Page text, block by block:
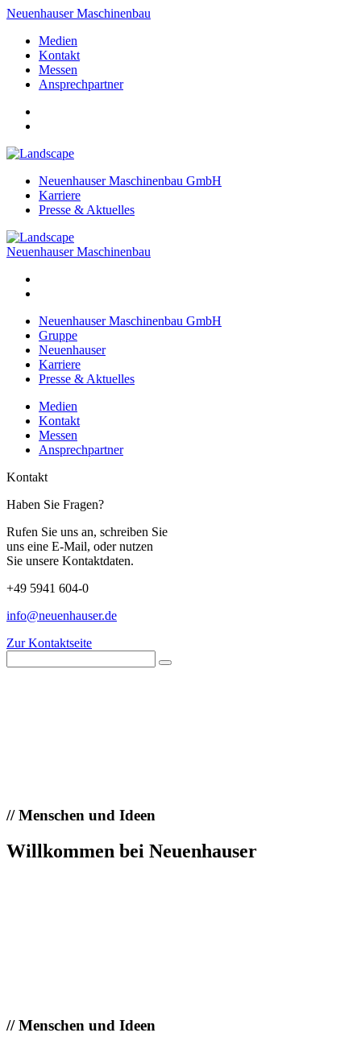
Neuenhauser Maschinenbau
Medien
Kontakt
Messen
Ansprechpartner
Neuenhauser Maschinenbau GmbH
Karriere
Presse & Aktuelles
Neuenhauser Maschinenbau
Neuenhauser Maschinenbau GmbH
Gruppe
Neuenhauser
Karriere
Presse & Aktuelles
Medien
Kontakt
Messen
Ansprechpartner
Kontakt
Haben Sie Fragen?
Rufen Sie uns an, schreiben Sie
uns eine E-Mail, oder nutzen
Sie unsere Kontaktdaten.
+49 5941 604-0
info@neuenhauser.de
Zur Kontaktseite
//Menschen und Ideen
Willkommen bei Neuenhauser
//Menschen und Ideen